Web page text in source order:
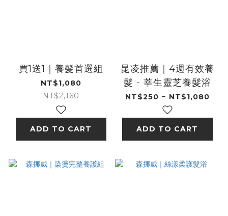
買1送1｜養髮首選組
NT$1,080
NT$2,160
ADD TO CART
昆凌推薦｜4週有效養
髮 - 莘生靈芝養髮浴
NT$250 ~ NT$1,080
ADD TO CART